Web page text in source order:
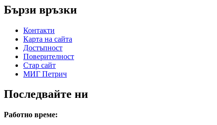
Бързи връзки
Контакти
Карта на сайта
Достъпност
Поверителност
Стар сайт
МИГ Петрич
Последвайте ни
Работно време: